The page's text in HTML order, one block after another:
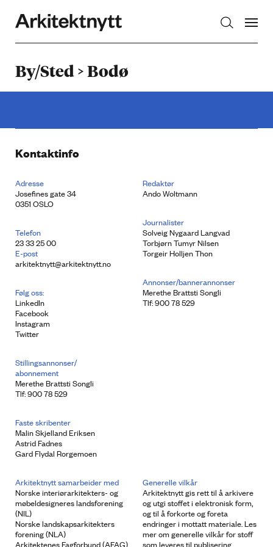
By/Sted > Bodø
Kontaktinfo
Adresse
Josefines gate 34
0351 OSLO
Telefon
23 33 25 00
E-post
arkitektnytt@arkitektnytt.no
Følg oss:
LinkedIn
Facebook
Instagram
Twitter
Redaktør
Ando Woltmann
Journalister
Solveig Nygaard Langvad
Torbjørn Tumyr Nilsen
Torgeir Holljen Thon
Annonser/bannerannonser
Merethe Brattsti Songli
Tlf: 900 78 529
Stillingsannonser/
abonnement
Merethe Brattsti Songli
Tlf: 900 78 529
Faste skribenter
Malin Skjelland Eriksen
Astrid Fadnes
Gard Flydal Rorgemoen
Arkitektnytt samarbeider med
Norske interiørarkitekters- og
møbeldesigneres landsforening
(NIL)
Norske landskapsarkitekters
forening (NLA)
Arkitektenes Fagforbund (AFAG)
Generelle vilkår
Arkitektnytt gis rett til å arkivere
og utgi stoffet i elektronisk form,
og til å forkorte og foreta
endringer i mottatt materiale. Les
mer om generelle vilkår for stoff
som leveres til publisering.